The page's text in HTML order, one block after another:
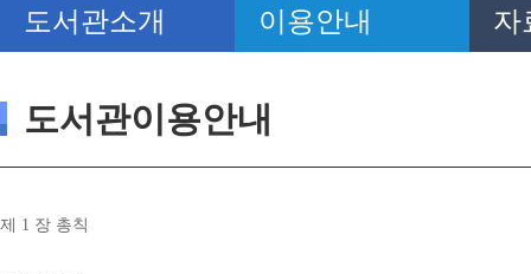
도서관소개 이용안내 자
도서관이용안내
제 1 장 총칙